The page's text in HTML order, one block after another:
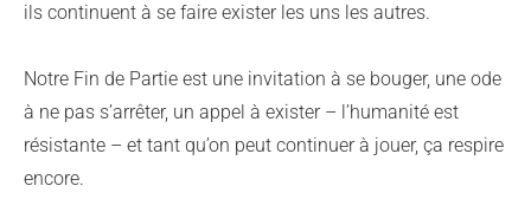
ils continuent à se faire exister les uns les autres.
Notre Fin de Partie est une invitation à se bouger, une ode
à ne pas s’arrêter, un appel à exister – l’humanité est
résistante – et tant qu’on peut continuer à jouer, ça respire
encore.